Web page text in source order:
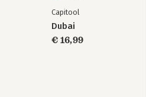
Capitool
Dubai
€ 16,99